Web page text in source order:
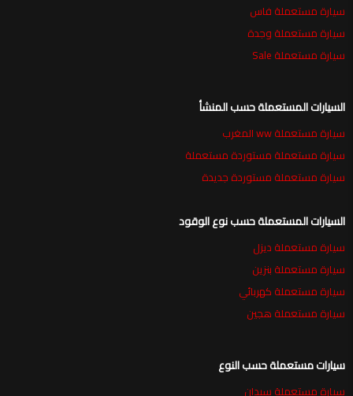
سيارة مستعملة فاس
سيارة مستعملة وجدة
سيارة مستعملة Sale
السيارات المستعملة حسب المنشأ
سيارة مستعملة ww المغرب
سيارة مستعملة مستوردة مستعملة
سيارة مستعملة مستوردة جديدة
السيارات المستعملة حسب نوع الوقود
سيارة مستعملة ديزل
سيارة مستعملة بنزين
سيارة مستعملة كهربائي
سيارة مستعملة هجين
سيارات مستعملة حسب النوع
سيارة مستعملة سيدان